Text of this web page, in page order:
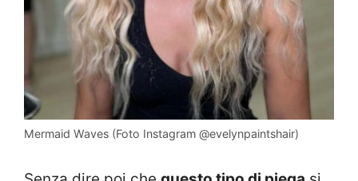
Mermaid Waves (Foto Instagram @evelynpaintshair)